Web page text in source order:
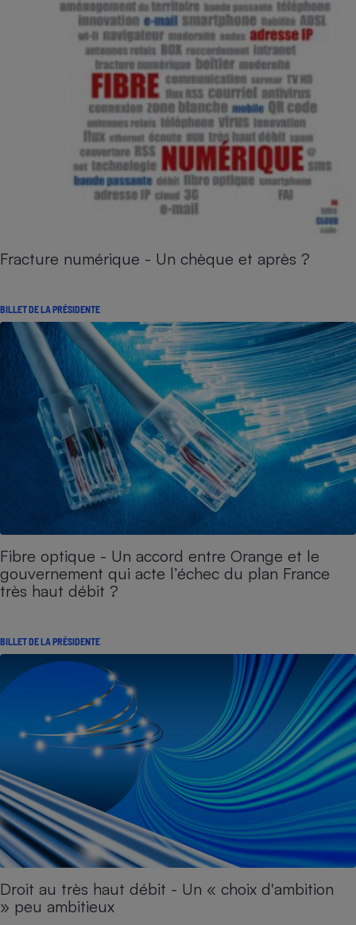
Fracture numérique - Un chèque et après ?
BILLET DE LA PRÉSIDENTE
Fibre optique - Un accord entre Orange et le
gouvernement qui acte l’échec du plan France
très haut débit ?
BILLET DE LA PRÉSIDENTE
Droit au très haut débit - Un « choix d'ambition
» peu ambitieux